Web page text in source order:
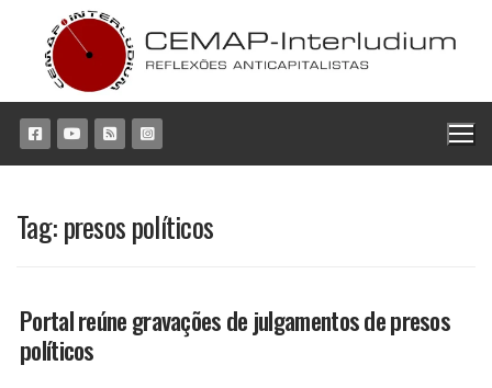
conteúdo
Tag:presos políticos
Portal reúne gravações de julgamentos de presos
políticos